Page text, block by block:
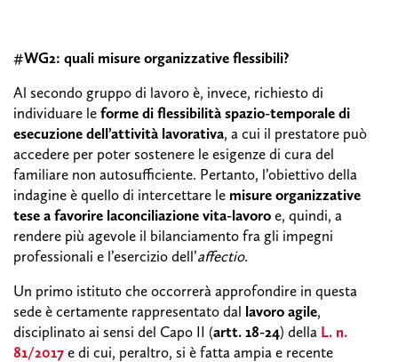
#WG2: quali misure organizzative flessibili?
Al secondo gruppo di lavoro è, invece, richiesto di
individuare le forme di flessibilità spazio-temporale di
esecuzione dell’attività lavorativa, a cui il prestatore può
accedere per poter sostenere le esigenze di cura del
familiare non autosufficiente. Pertanto, l’obiettivo della
indagine è quello di intercettare le misure organizzative
tese a favorire laconciliazione vita-lavoro e, quindi, a
rendere più agevole il bilanciamento fra gli impegni
professionali e l’esercizio dell’affectio.
Un primo istituto che occorrerà approfondire in questa
sede è certamente rappresentato dal lavoro agile,
disciplinato ai sensi del Capo II (artt. 18-24) della L. n.
81/2017 e di cui, peraltro, si è fatta ampia e recente